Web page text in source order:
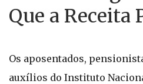
Que a Receita
Os aposentados,
auxílios do Instituto